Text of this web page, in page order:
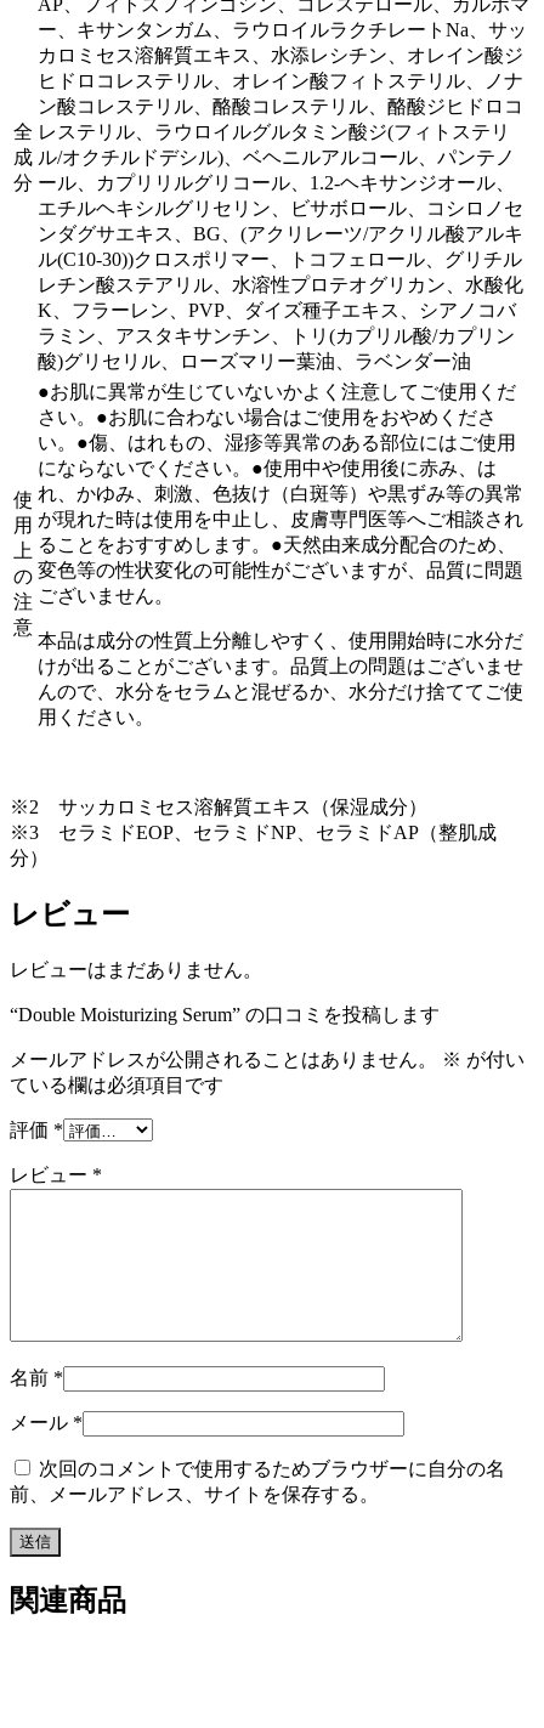
全
成
分
ー、キサンタンガム、ラウロイルラクチレートNa、サッ
カロミセス溶解質エキス、水添レシチン、オレイン酸ジ
ヒドロコレステリル、オレイン酸フィトステリル、ノナ
ン酸コレステリル、酪酸コレステリル、酪酸ジヒドロコ
レステリル、ラウロイルグルタミン酸ジ(フィトステリ
ル/オクチルドデシル)、ベヘニルアルコール、パンテノ
ール、カプリリルグリコール、1.2-ヘキサンジオール、
エチルヘキシルグリセリン、ビサボロール、コシロノセ
ンダグサエキス、BG、(アクリレーツ/アクリル酸アルキ
ル(C10-30))クロスポリマー、トコフェロール、グリチル
レチン酸ステアリル、水溶性プロテオグリカン、水酸化
K、フラーレン、PVP、ダイズ種子エキス、シアノコバ
ラミン、アスタキサンチン、トリ(カプリル酸/カプリン
酸)グリセリル、ローズマリー葉油、ラベンダー油
使
用
上
の
注
意
●お肌に異常が生じていないかよく注意してご使用くだ
さい。●お肌に合わない場合はご使用をおやめくださ
い。●傷、はれもの、湿疹等異常のある部位にはご使用
にならないでください。●使用中や使用後に赤み、は
れ、かゆみ、刺激、色抜け（白斑等）や黒ずみ等の異常
が現れた時は使用を中止し、皮膚専門医等へご相談され
ることをおすすめします。●天然由来成分配合のため、
変色等の性状変化の可能性がございますが、品質に問題
ございません。
本品は成分の性質上分離しやすく、使用開始時に水分だ
けが出ることがございます。品質上の問題はございませ
んので、水分をセラムと混ぜるか、水分だけ捨ててご使
用ください。
※2 サッカロミセス溶解質エキス（保湿成分）
※3 セラミドEOP、セラミドNP、セラミドAP（整肌成
分）
レビュー
レビューはまだありません。
“Double Moisturizing Serum” の口コミを投稿します
メールアドレスが公開されることはありません。 ※ が付い
ている欄は必須項目です
評価 *
レビュー *
名前 *
メール *
次回のコメントで使用するためブラウザーに自分の名
前、メールアドレス、サイトを保存する。
関連商品